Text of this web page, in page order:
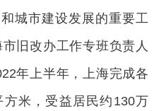
城市建设发展的重要工
旧改办工作专班负责人
年上半年，上海完成各
米，受益居民约130万